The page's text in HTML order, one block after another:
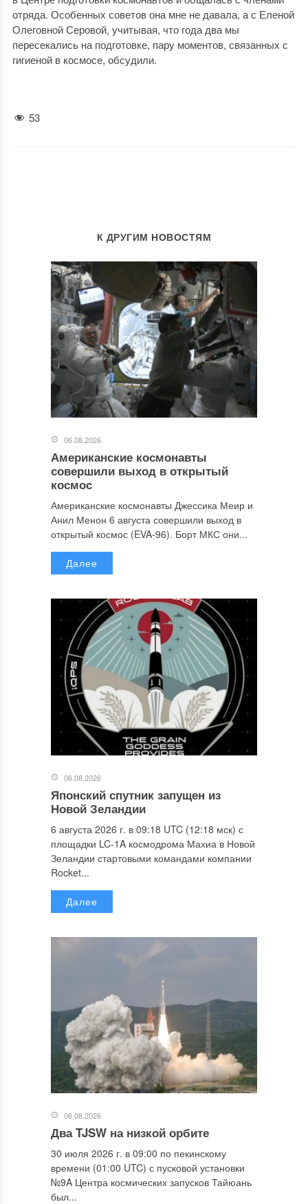
отряда. Особенных советов она мне не давала, а с Еленой
Олеговной Серовой, учитывая, что года два мы
пересекались на подготовке, пару моментов, связанных с
гигиеной в космосе, обсудили.
53
К ДРУГИМ НОВОСТЯМ
06.08.2026
Американские космонавты
совершили выход в открытый
космос
Американские космонавты Джессика Меир и
Анил Менон 6 августа совершили выход в
открытый космос (EVA-96). Борт МКС они...
Далее
06.08.2026
Японский спутник запущен из
Новой Зеландии
6 августа 2026 г. в 09:18 UTC (12:18 мск) с
площадки LC-1A космодрома Махиа в Новой
Зеландии стартовыми командами компании
Rocket...
Далее
06.08.2026
Два TJSW на низкой орбите
30 июля 2026 г. в 09:00 по пекинскому
времени (01:00 UTC) с пусковой установки
№9A Центра космических запусков Тайюань
был...